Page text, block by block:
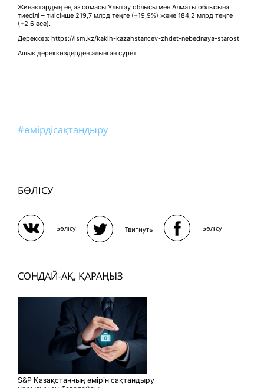
Жинақтардың ең аз сомасы Ұлытау облысы мен Алматы облысына
тиесілі – тиісінше 219,7 млрд теңге (+19,9%) және 184,2 млрд теңге
(+2,6 есе).
Дереккөз: https://lsm.kz/kakih-kazahstancev-zhdet-nebednaya-starost
Ашық дереккөздерден алынған сурет
#өмірдісақтандыру
БӨЛІСУ
Бөлісу Твитнуть Бөлісу
СОНДАЙ-АҚ, ҚАРАҢЫЗ
S&P Қазақстанның өмірін сақтандыру